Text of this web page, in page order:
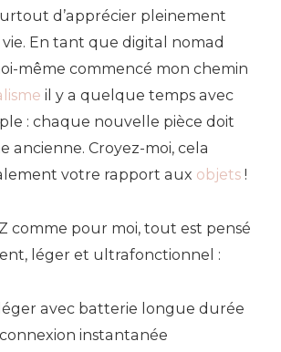
d’apprécier pleinement
En tant que digital nomad
même commencé mon chemin
il y a quelque temps avec
: chaque nouvelle pièce doit
ancienne. Croyez-moi, cela
votre rapport aux objets !
comme pour moi, tout est pensé
léger et ultrafonctionnel :
avec batterie longue durée
instantanée